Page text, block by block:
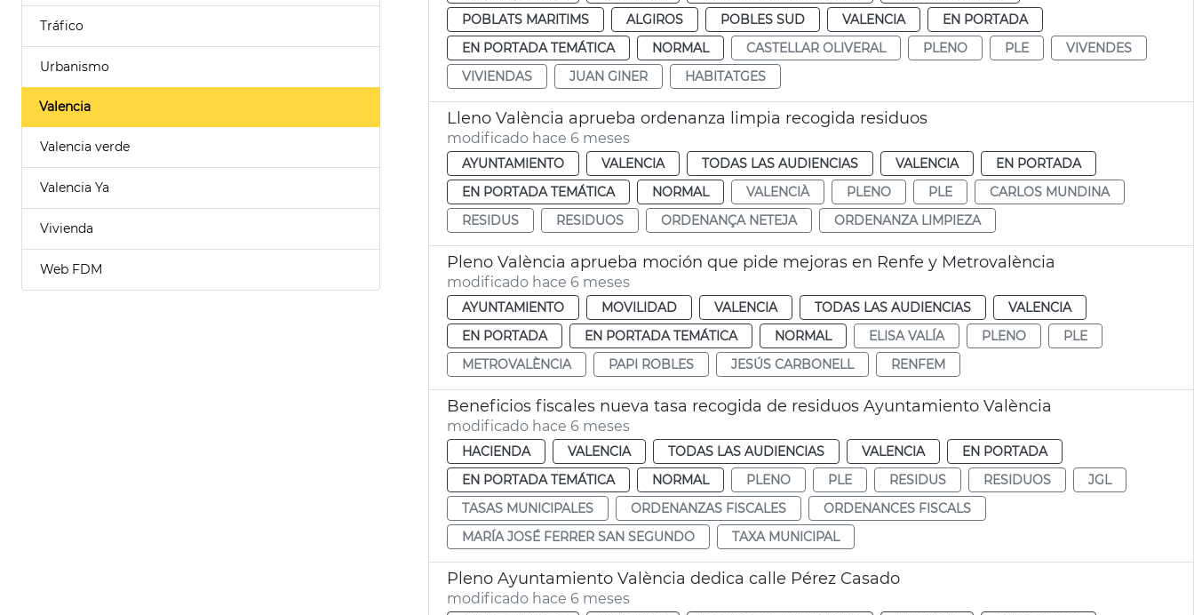
Tráfico
Urbanismo
Valencia
Valencia verde
Valencia Ya
Vivienda
Web FDM
POBLATS MARITIMS
ALGIROS POBLES SUD VALENCIA
EN PORTADA
EN PORTADA TEMÁTICA
NORMAL CASTELLAR OLIVERAL PLENO PLE
VIVENDES
VIVIENDAS
JUAN GINER HABITATGES
Lleno València aprueba ordenanza limpia recogida residuos
modificado hace 6 meses
AYUNTAMIENTO VALENCIA TODAS LAS AUDIENCIAS VALENCIA
EN PORTADA
EN PORTADA TEMÁTICA
NORMAL VALENCIÀ PLENO PLE
CARLOS MUNDINA
RESIDUS
RESIDUOS ORDENANÇA NETEJA ORDENANZA LIMPIEZA
Pleno València aprueba moción que pide mejoras en Renfe y Metrovalència
modificado hace 6 meses
AYUNTAMIENTO MOVILIDAD VALENCIA TODAS LAS AUDIENCIAS
VALENCIA
EN PORTADA
EN PORTADA TEMÁTICA NORMAL ELISA VALÍA PLENO
PLE
METROVALÈNCIA
PAPI ROBLES JESÚS CARBONELL RENFEM
Beneficios fiscales nueva tasa recogida de residuos Ayuntamiento València
modificado hace 6 meses
HACIENDA VALENCIA TODAS LAS AUDIENCIAS VALENCIA
EN PORTADA
EN PORTADA TEMÁTICA
NORMAL PLENO PLE RESIDUS RESIDUOS
JGL
TASAS MUNICIPALES
ORDENANZAS FISCALES
ORDENANCES FISCALS
MARÍA JOSÉ FERRER SAN SEGUNDO
TAXA MUNICIPAL
Pleno Ayuntamiento València dedica calle Pérez Casado
modificado hace 6 meses